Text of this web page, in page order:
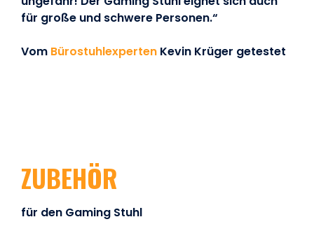
für große und schwere Personen.“
Vom Bürostuhlexperten Kevin Krüger getestet
ZUBEHÖR
für den Gaming Stuhl